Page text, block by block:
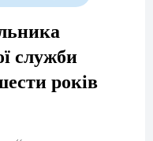
служби
років